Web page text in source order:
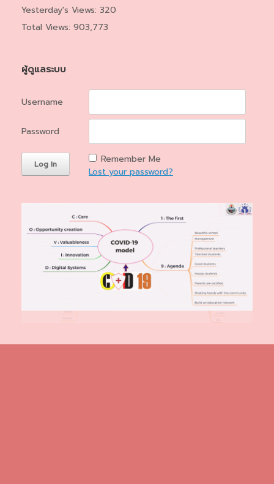
Yesterday's Views: 320
Total Views: 903,773
ผู้ดูแลระบบ
Username
Password
Remember Me
Lost your password?